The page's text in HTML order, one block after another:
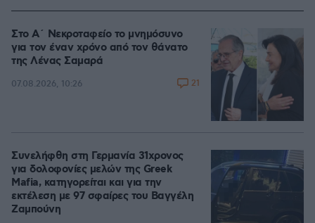
Στο Α΄ Νεκροταφείο το μνημόσυνο
για τον έναν χρόνο από τον θάνατο
της Λένας Σαμαρά
07.08.2026, 10:26 21
Συνελήφθη στη Γερμανία 31χρονος
για δολοφονίες μελών της Greek
Mafia, κατηγορείται και για την
εκτέλεση με 97 σφαίρες του Βαγγέλη
Ζαμπούνη